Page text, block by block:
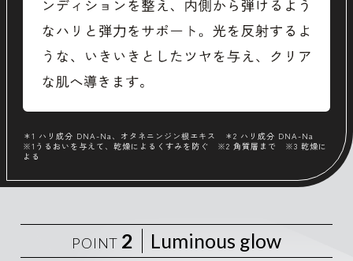
＊1 ハリ成分 DNA-Na、オタネニンジン根エキス ＊2 ハリ成分 DNA-Na
※1うるおいを与えて、乾燥によるくすみを防ぐ ※2 角質層まで ※3 乾燥に
よる
POINT 2 Luminous glow